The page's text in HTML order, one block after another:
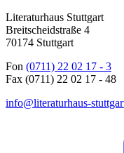
Literaturhaus Stuttgart
Breitscheidstraße 4
70174 Stuttgart
Fon (0711) 22 02 17 - 3
Fax (0711) 22 02 17 - 48
info@literaturhaus-